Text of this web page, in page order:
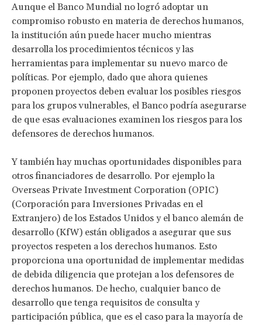
Aunque el Banco Mundial no logró adoptar un
compromiso robusto en materia de derechos humanos,
la institución aún puede hacer mucho mientras
desarrolla los procedimientos técnicos y las
herramientas para implementar su nuevo marco de
políticas. Por ejemplo, dado que ahora quienes
proponen proyectos deben evaluar los posibles riesgos
para los grupos vulnerables, el Banco podría asegurarse
de que esas evaluaciones examinen los riesgos para los
defensores de derechos humanos.
Y también hay muchas oportunidades disponibles para
otros financiadores de desarrollo. Por ejemplo la
Overseas Private Investment Corporation (OPIC)
(Corporación para Inversiones Privadas en el
Extranjero) de los Estados Unidos y el banco alemán de
desarrollo (KfW) están obligados a asegurar que sus
proyectos respeten a los derechos humanos. Esto
proporciona una oportunidad de implementar medidas
de debida diligencia que protejan a los defensores de
derechos humanos. De hecho, cualquier banco de
desarrollo que tenga requisitos de consulta y
participación pública, que es el caso para la mayoría de